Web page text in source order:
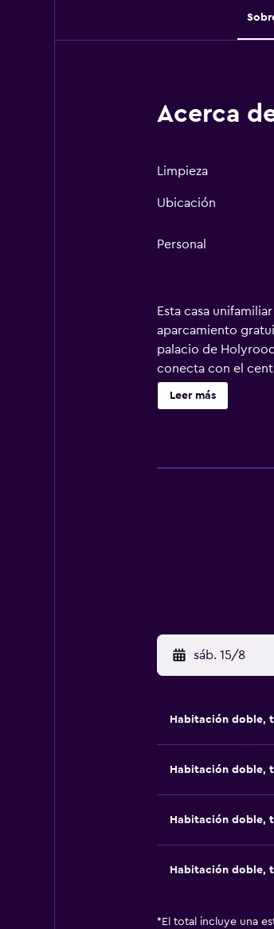
Acerca
Limpieza
Ubicación
Personal
Esta casa
aparcamiento
palacio de
conecta con el
instalaciones
Leer más
sáb. 15/8
Habitación doble,
Habitación doble,
Habitación doble,
Habitación doble,
* El total incluye una